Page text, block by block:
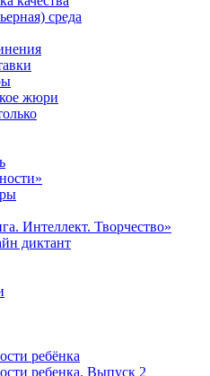
среда
жюри
Интеллект. Творчество»
диктант
ребёнка
ребенка. Выпуск 2